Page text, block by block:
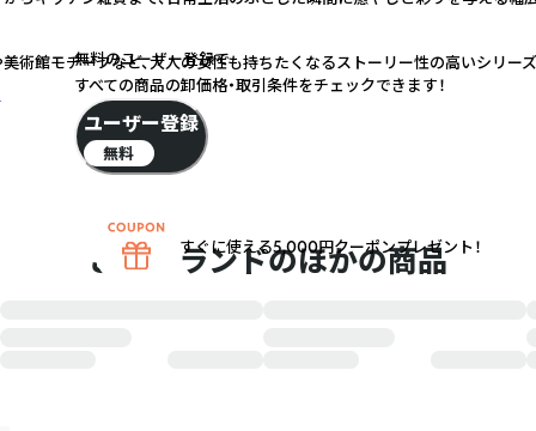
術館モチーフなど、大人の女性も持ちたくなるストーリー性の高いシリー
このブランドのほかの商品
無料のユーザー登録で
すべての商品の卸価格・取引条件をチェックできます！
ユーザー登録
無料
すぐに使える5,000円クーポンプレゼント！